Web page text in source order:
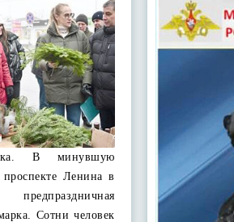
В минувшую
Ленина в
Сотни человек